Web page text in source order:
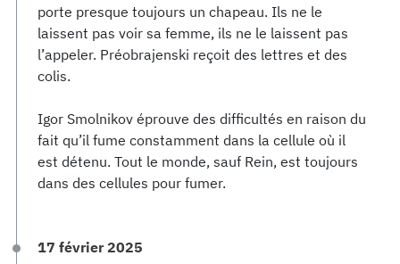
porte presque toujours un chapeau. Ils ne le
laissent pas voir sa femme, ils ne le laissent pas
l’appeler. Préobrajenski reçoit des lettres et des
colis.
Igor Smolnikov éprouve des difficultés en raison du
fait qu’il fume constamment dans la cellule où il
est détenu. Tout le monde, sauf Rein, est toujours
dans des cellules pour fumer.
17 février 2025